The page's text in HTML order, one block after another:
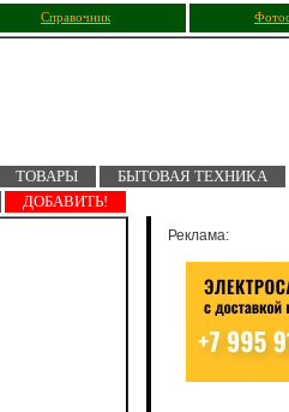
Справочник
ТОВАРЫ БЫТОВАЯ ТЕХНИКА
ДОБАВИТЬ!
Реклама: